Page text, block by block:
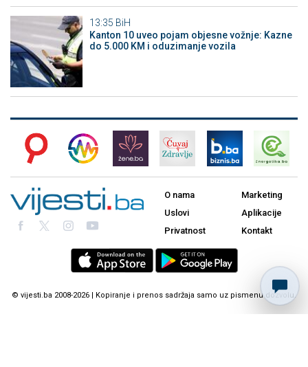
13:35 BiH
Kanton 10 uveo pojam objesne vožnje: Kazne
do 5.000 KM i oduzimanje vozila
O nama
Uslovi
Privatnost
Marketing
Aplikacije
Kontakt
© vijesti.ba 2008-2026 | Kopiranje i prenos sadržaja samo uz pismenu dozvolu.